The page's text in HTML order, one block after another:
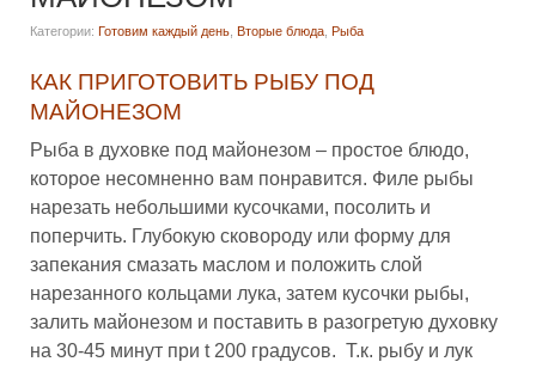
Категории: Готовим каждый день, Вторые блюда, Рыба
КАК ПРИГОТОВИТЬ РЫБУ ПОД
МАЙОНЕЗОМ
Рыба в духовке под майонезом – простое блюдо,
которое несомненно вам понравится. Филе рыбы
нарезать небольшими кусочками, посолить и
поперчить. Глубокую сковороду или форму для
запекания смазать маслом и положить слой
нарезанного кольцами лука, затем кусочки рыбы,
залить майонезом и поставить в разогретую духовку
на 30-45 минут при t 200 градусов. Т.к. рыбу и лук